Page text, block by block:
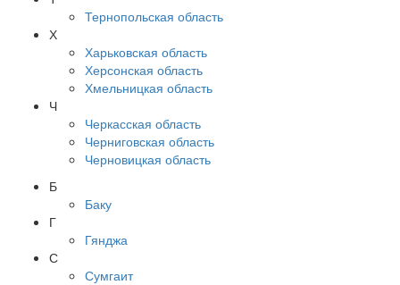
Тернопольская область
Х
Харьковская область
Херсонская область
Хмельницкая область
Ч
Черкасская область
Черниговская область
Черновицкая область
Б
Баку
Г
Гянджа
С
Сумгаит